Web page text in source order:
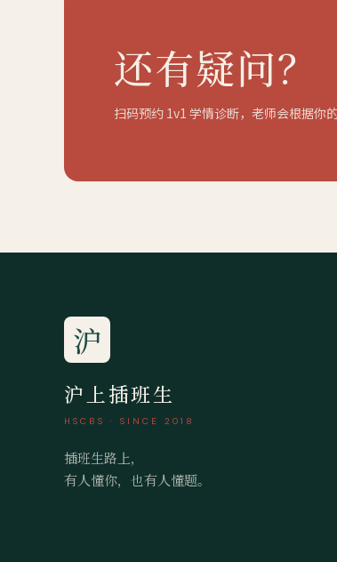
还有疑问？
扫码预约 1v1 学情诊断，老师会根据你
沪
沪上插班生
HSCBS · SINCE 2018
插班生路上，
有人懂你，也有人懂题。